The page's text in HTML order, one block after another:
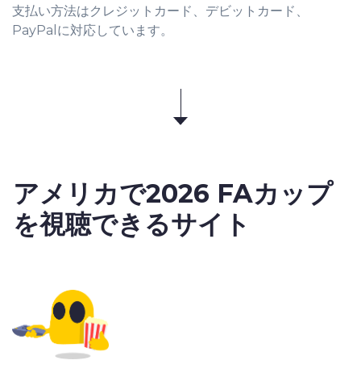
支払い方法はクレジットカード、デビットカード、
PayPalに対応しています。
アメリカで2026 FAカップ
を視聴できるサイト